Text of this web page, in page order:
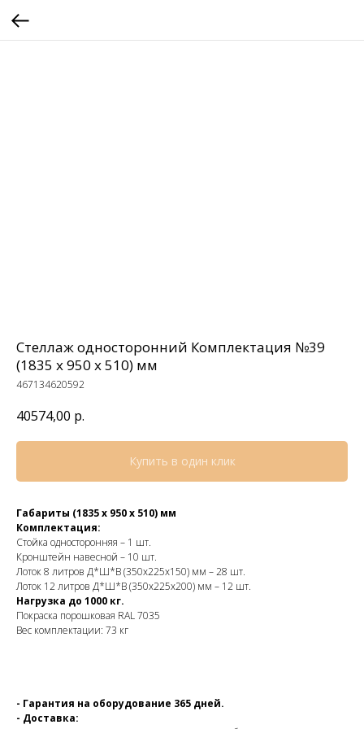
Стеллаж односторонний Комплектация №39
(1835 х 950 х 510) мм
467134620592
40574,00 р.
Купить в один клик
Габариты (1835 х 950 х 510) мм
Комплектация:
Стойка односторонняя – 1 шт.
Кронштейн навесной – 10 шт.
Лоток 8 литров Д*Ш*В (350х225х150) мм – 28 шт.
Лоток 12 литров Д*Ш*В (350х225х200) мм – 12 шт.
Нагрузка до 1000 кг.
Покраска порошковая RAL 7035
Вес комплектации: 73 кг
- Гарантия на оборудование 365 дней.
- Доставка: